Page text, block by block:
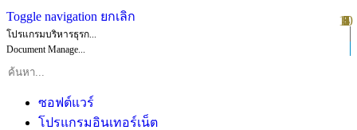
Toggle navigation ยกเลิก
โปรแกรมบริหารธุรก...
Document Manage...
ซอฟต์แวร์
โปรแกรมอินเทอร์เน็ต
1
2
3
4
5
6
7
8
9
10